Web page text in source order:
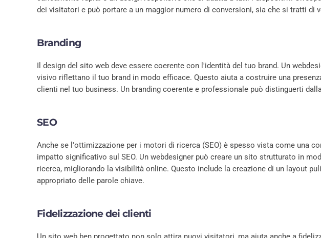
dei visitatori e può portare a un maggior numero di conversioni, sia che si tratti di
Branding
Il design del sito web deve essere coerente con l'identità del tuo brand. Un
visivo riflettano il tuo brand in modo efficace. Questo aiuta a costruire una
clienti nel tuo business. Un branding coerente e professionale può distinguerti
SEO
Anche se l'ottimizzazione per i motori di ricerca (SEO) è spesso vista come una
impatto significativo sul SEO. Un webdesigner può creare un sito strutturato in
ricerca, migliorando la visibilità online. Questo include la creazione di un layout
appropriato delle parole chiave.
Fidelizzazione dei clienti